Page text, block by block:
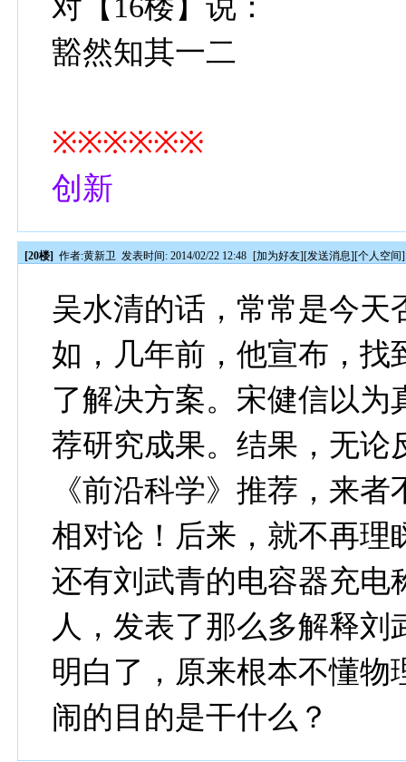
对【16楼】说：
豁然知其一二
※※※※※※
创新
[20楼] 作者:黄新卫 发表时间: 2014/02/22 12:48 [加为好友][发送消息][个人空间]
吴水清的话，常常是今天
如，几年前，他宣布，找
了解决方案。宋健信以
荐研究成果。结果，无论
《前沿科学》推荐，来
相对论！后来，就不再理
还有刘武青的电容器充电
人，发表了那么多解释
明白了，原来根本不懂物
闹的目的是干什么？